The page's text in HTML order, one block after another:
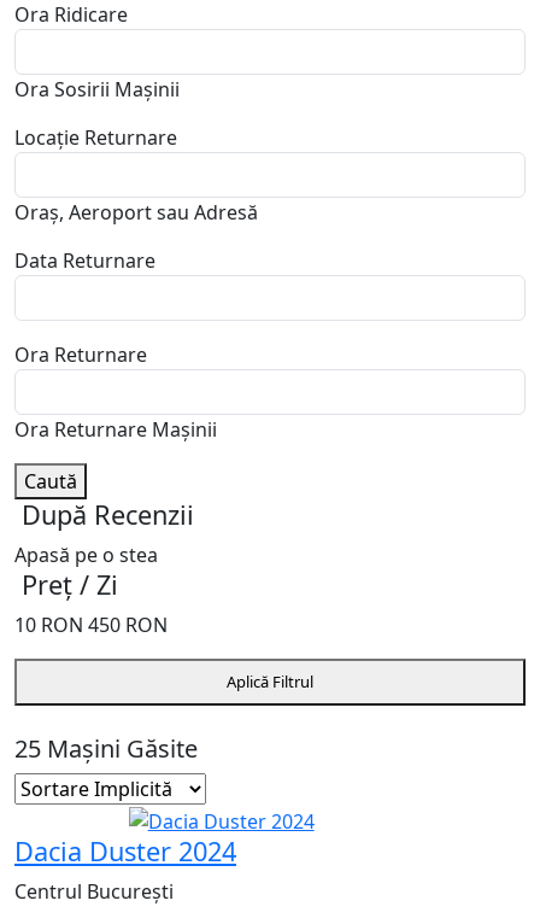
Ora Ridicare
Ora Sosirii Mașinii
Locație Returnare
Oraș, Aeroport sau Adresă
Data Returnare
Ora Returnare
Ora Returnare Mașinii
Caută
După Recenzii
Apasă pe o stea
Preț / Zi
10 RON 450 RON
Aplică Filtrul
25 Mașini Găsite
Dacia Duster 2024
Centrul București